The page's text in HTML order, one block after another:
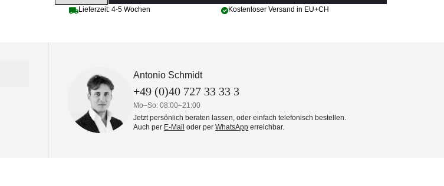
Lieferzeit: 4-5 Wochen Kostenloser Versand in EU+CH
Antonio Schmidt
+49 (0)40 727 33 33 3
Mo–So: 08:00–21:00
Jetzt persönlich beraten lassen, oder einfach telefonisch bestellen.
Auch per E-Mail oder per WhatsApp erreichbar.